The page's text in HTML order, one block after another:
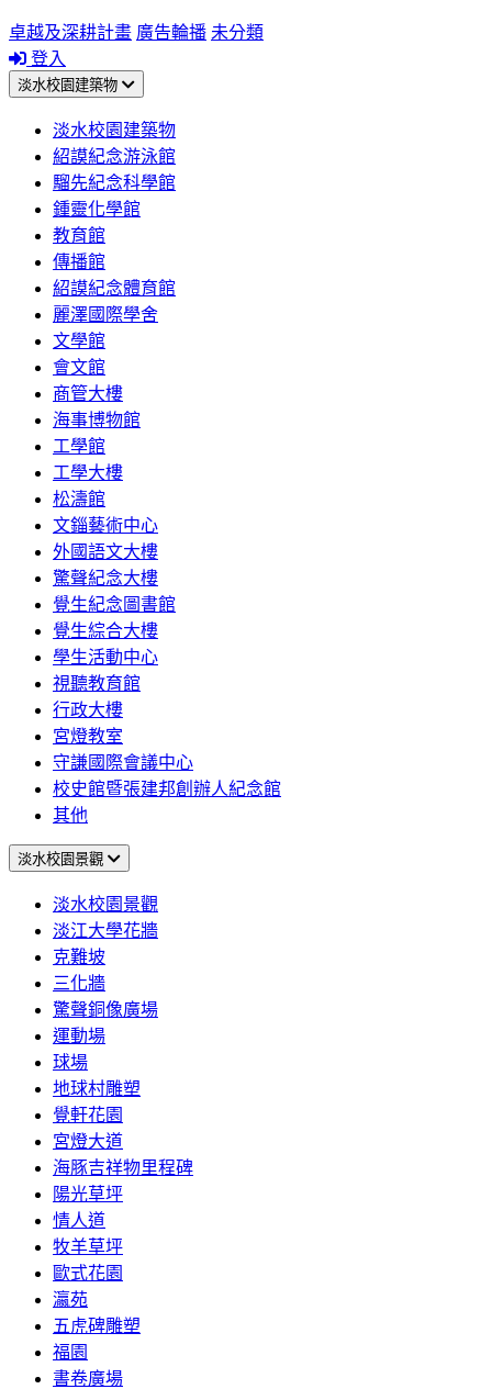
卓越及深耕計畫 廣告輪播 未分類
登入
淡水校園建築物
淡水校園建築物
紹謨紀念游泳館
騮先紀念科學館
鍾靈化學館
教育館
傳播館
紹謨紀念體育館
麗澤國際學舍
文學館
會文館
商管大樓
海事博物館
工學館
工學大樓
松濤館
文錙藝術中心
外國語文大樓
驚聲紀念大樓
覺生紀念圖書館
覺生綜合大樓
學生活動中心
視聽教育館
行政大樓
宮燈教室
守謙國際會議中心
校史館暨張建邦創辦人紀念館
其他
淡水校園景觀
淡水校園景觀
淡江大學花牆
克難坡
三化牆
驚聲銅像廣場
運動場
球場
地球村雕塑
覺軒花園
宮燈大道
海豚吉祥物里程碑
陽光草坪
情人道
牧羊草坪
歐式花園
瀛苑
五虎碑雕塑
福園
書卷廣場